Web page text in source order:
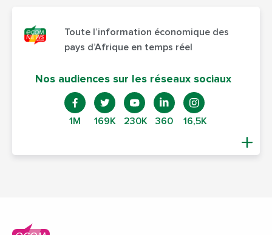
Toute l’information économique des
pays d’Afrique en temps réel
Nos audiences sur les réseaux sociaux
1M 169K 230K 360 16,5K